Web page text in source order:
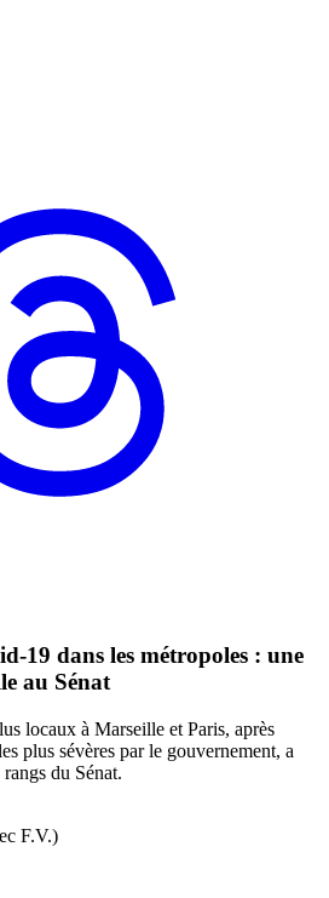
19 dans les métropoles : une
au Sénat
locaux à Marseille et Paris, après
plus sévères par le gouvernement, a
du Sénat.
F.V.)